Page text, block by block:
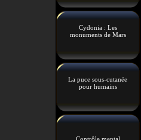
Cydonia : Les
monuments de Mars
La puce sous-cutanée
pour humains